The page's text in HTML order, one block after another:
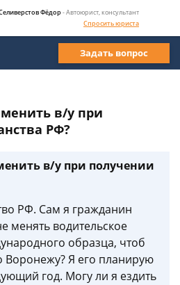
Фёдор- Автоюрист, консультант
Спросить юриста
Задать вопрос
в/у при
РФ?
в/у при получении
РФ. Сам я гражданин
менять водительское
образца, чтоб
Воронежу? Я его планирую
год. Могу ли я ездить